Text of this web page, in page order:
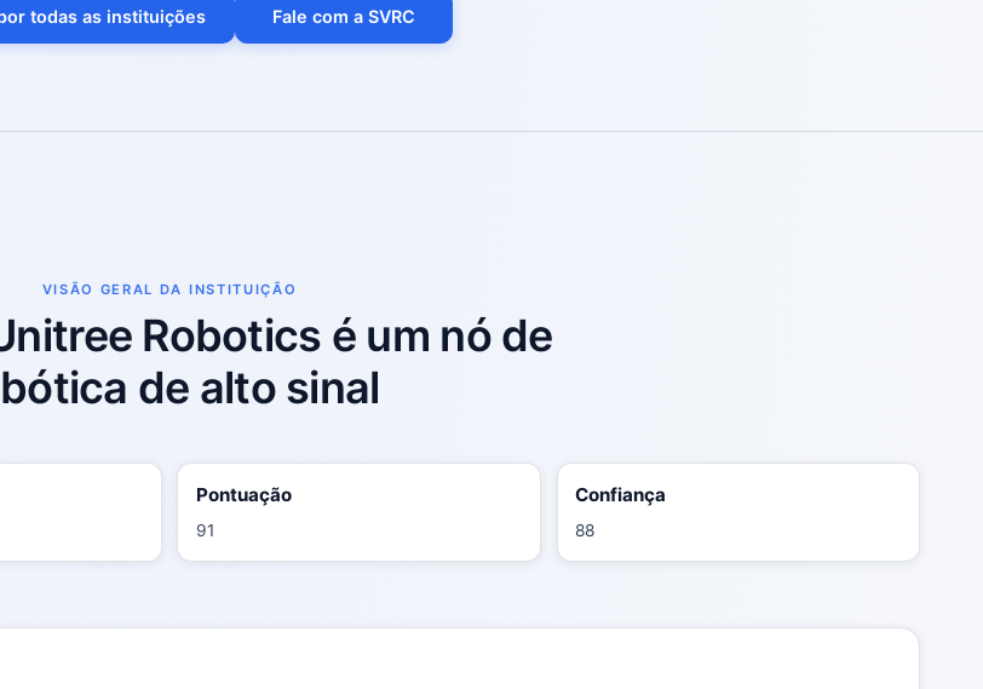
todas as instituições Fale com a SVRC
VISÃO GERAL DA INSTITUIÇÃO
Robotics é um nó de
de alto sinal
Pontuação
91
Confiança
88